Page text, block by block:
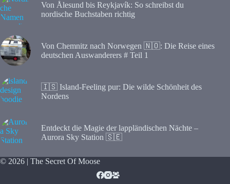
Von Ålesund bis Reykjavík: So schreibst du
nordische Buchstaben richtig
Von Chemnitz nach Norwegen 🇳🇴: Die Reise eines
deutschen Auswanderers # Teil 1
🇮🇸 Island-Feeling pur: Die wilde Schönheit des
Nordens
Entdeckt die Magie der lappländischen Nächte –
Aurora Sky Station 🇸🇪
© 2026 | The Secret Of Moose